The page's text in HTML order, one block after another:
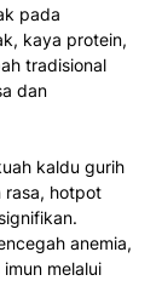
pada
kaya protein,
tradisional
dan
kaldu gurih
rasa, hotpot
anemia,
melalui